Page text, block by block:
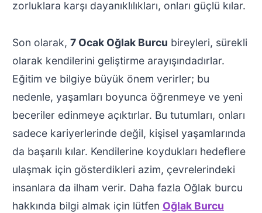
zorluklara karşı dayanıklılıkları, onları güçlü kılar.
Son olarak, 7 Ocak Oğlak Burcu bireyleri, sürekli
olarak kendilerini geliştirme arayışındadırlar.
Eğitim ve bilgiye büyük önem verirler; bu
nedenle, yaşamları boyunca öğrenmeye ve yeni
beceriler edinmeye açıktırlar. Bu tutumları, onları
sadece kariyerlerinde değil, kişisel yaşamlarında
da başarılı kılar. Kendilerine koydukları hedeflere
ulaşmak için gösterdikleri azim, çevrelerindeki
insanlara da ilham verir. Daha fazla Oğlak burcu
hakkında bilgi almak için lütfen Oğlak Burcu